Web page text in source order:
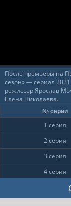
После премьеры на
сезон» — сериал
режиссер Ярослав
Елена Николаева.
№ серии
1 серия
2 серия
3 серия
4 серия